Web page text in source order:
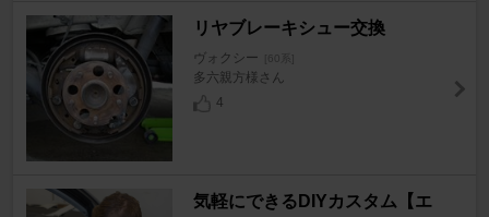
リヤブレーキシュー交換
ヴォクシー [60系]
多六親方様さん
4
気軽にできるDIYカスタム【エ